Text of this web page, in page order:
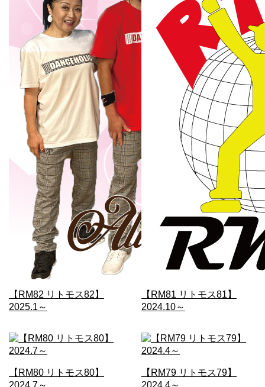
【RM82 リトモス82】
2025.1～
【RM81 リトモス81】
2024.10～
【RM80 リトモス80】
2024.7～
【RM79 リトモス79】
2024.4～